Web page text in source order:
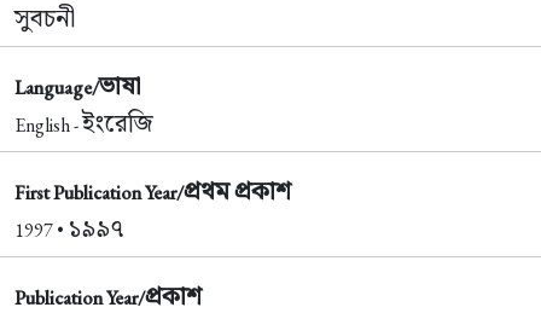
সুবচনী
Language/ভাষা
English -ইংরেজি
First Publication Year/প্রথম প্রকাশ
1997 • ১৯৯৭
Publication Year/প্রকাশ